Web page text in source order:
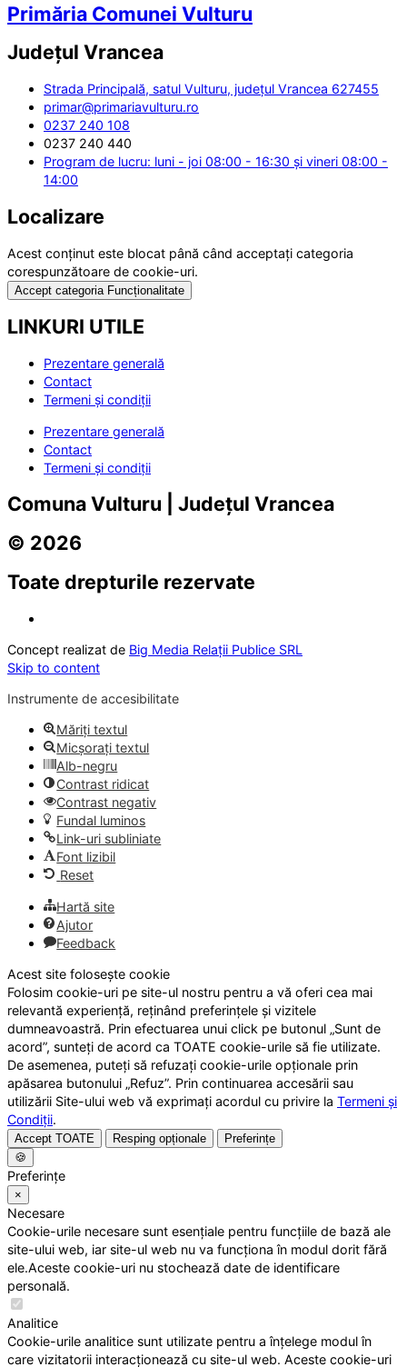
Primăria Comunei Vulturu
Județul Vrancea
Strada Principală, satul Vulturu, județul Vrancea 627455
primar@primariavulturu.ro
0237 240 108
0237 240 440
Program de lucru: luni - joi 08:00 - 16:30 și vineri 08:00 -
14:00
Localizare
Acest conținut este blocat până când acceptați categoria
corespunzătoare de cookie-uri.
Accept categoria Funcționalitate
LINKURI UTILE
Prezentare generală
Contact
Termeni și condiții
Prezentare generală
Contact
Termeni și condiții
Comuna Vulturu | Județul Vrancea
© 2026
Toate drepturile rezervate
Concept realizat de Big Media Relații Publice SRL
Skip to content
Instrumente de accesibilitate
Măriți textul
Micșorați textul
Alb-negru
Contrast ridicat
Contrast negativ
Fundal luminos
Link-uri subliniate
Font lizibil
Reset
Hartă site
Ajutor
Feedback
Acest site folosește cookie
Folosim cookie-uri pe site-ul nostru pentru a vă oferi cea mai
relevantă experiență, reținând preferințele și vizitele
dumneavoastră. Prin efectuarea unui click pe butonul „Sunt de
acord”, sunteți de acord ca TOATE cookie-urile să fie utilizate.
De asemenea, puteți să refuzați cookie-urile opționale prin
apăsarea butonului „Refuz”. Prin continuarea accesării sau
utilizării Site-ului web vă exprimați acordul cu privire la Termeni și
Condiții.
Accept TOATE Resping opționale
Preferințe
🍪
Preferințe
×
Necesare
Cookie-urile necesare sunt esențiale pentru funcțiile de bază ale
site-ului web, iar site-ul web nu va funcționa în modul dorit fără
ele.Aceste cookie-uri nu stochează date de identificare
personală.
Analitice
Cookie-urile analitice sunt utilizate pentru a înțelege modul în
care vizitatorii interacționează cu site-ul web. Aceste cookie-uri